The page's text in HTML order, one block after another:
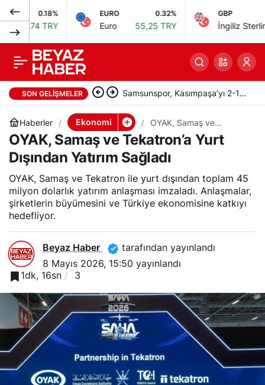
EURO 0.32%
55,25 TRY İngiliz Sterlini 64,48
SON GELIŞMELER Samsunspor, Kasımpaşa’yı 2-1
mağlup etti; ikinci maç 19.00’da
Haberler Ekonomi
OYAK, Samaş ve
Tekatron’a Yurt Dışından
Yatırım Sağladı
OYAK, Samaş ve Tekatron’a Yurt
Dışından Yatırım Sağladı
OYAK, Samaş ve Tekatron ile yurt dışından toplam 45
milyon dolarlık yatırım anlaşması imzaladı. Anlaşmalar,
şirketlerin büyümesini ve Türkiye ekonomisine katkıyı
hedefliyor.
Beyaz Haber
tarafından yayınlandı
8 Mayıs 2026, 15:50 yayınlandı
1dk, 16sn
3
Nesma Airlines
İstanbul-Kahire
uçuşlarına başlıyor,
haftada 3 sefer
düzenleyecek
0 Paylaş